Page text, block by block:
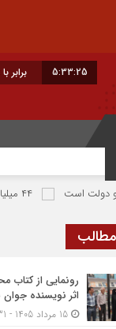
5:33:26 امروز
۴۴ میلیارد تومان تسهیلات بنیاد برکت به آسیب دیدگان جنگ در شهرضا اختصاص یافت
رونمایی از کتاب
اثر نویسنده